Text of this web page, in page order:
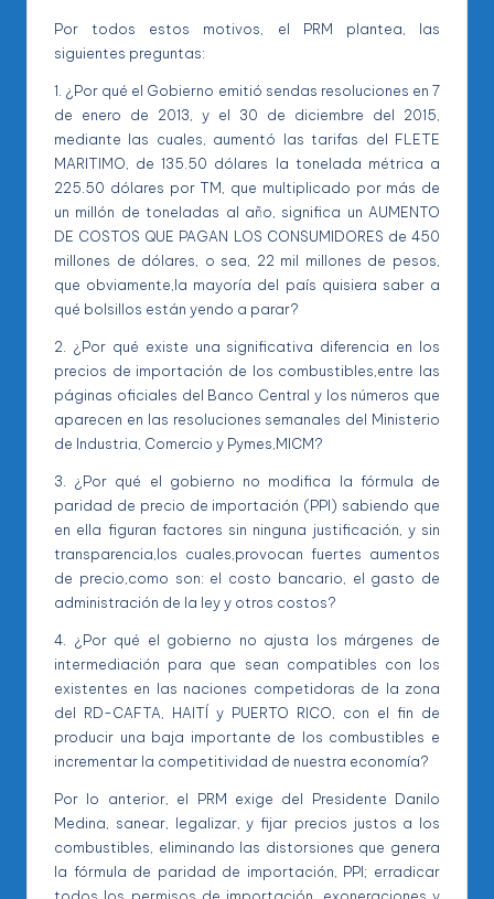
Por todos estos motivos, el PRM plantea, las
siguientes preguntas:
1. ¿Por qué el Gobierno emitió sendas resoluciones en 7
de enero de 2013, y el 30 de diciembre del 2015,
mediante las cuales, aumentó las tarifas del FLETE
MARITIMO, de 135.50 dólares la tonelada métrica a
225.50 dólares por TM, que multiplicado por más de
un millón de toneladas al año, significa un AUMENTO
DE COSTOS QUE PAGAN LOS CONSUMIDORES de 450
millones de dólares, o sea, 22 mil millones de pesos,
que obviamente,la mayoría del país quisiera saber a
qué bolsillos están yendo a parar?
2. ¿Por qué existe una significativa diferencia en los
precios de importación de los combustibles,entre las
páginas oficiales del Banco Central y los números que
aparecen en las resoluciones semanales del Ministerio
de Industria, Comercio y Pymes,MICM?
3. ¿Por qué el gobierno no modifica la fórmula de
paridad de precio de importación (PPI) sabiendo que
en ella figuran factores sin ninguna justificación, y sin
transparencia,los cuales,provocan fuertes aumentos
de precio,como son: el costo bancario, el gasto de
administración de la ley y otros costos?
4. ¿Por qué el gobierno no ajusta los márgenes de
intermediación para que sean compatibles con los
existentes en las naciones competidoras de la zona
del RD-CAFTA, HAITÍ y PUERTO RICO, con el fin de
producir una baja importante de los combustibles e
incrementar la competitividad de nuestra economía?
Por lo anterior, el PRM exige del Presidente Danilo
Medina, sanear, legalizar, y fijar precios justos a los
combustibles, eliminando las distorsiones que genera
la fórmula de paridad de importación, PPI; erradicar